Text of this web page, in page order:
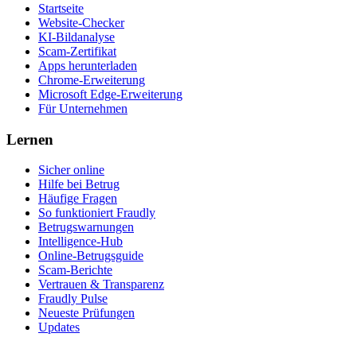
Startseite
Website-Checker
KI-Bildanalyse
Scam-Zertifikat
Apps herunterladen
Chrome-Erweiterung
Microsoft Edge-Erweiterung
Für Unternehmen
Lernen
Sicher online
Hilfe bei Betrug
Häufige Fragen
So funktioniert Fraudly
Betrugswarnungen
Intelligence-Hub
Online-Betrugsguide
Scam-Berichte
Vertrauen & Transparenz
Fraudly Pulse
Neueste Prüfungen
Updates